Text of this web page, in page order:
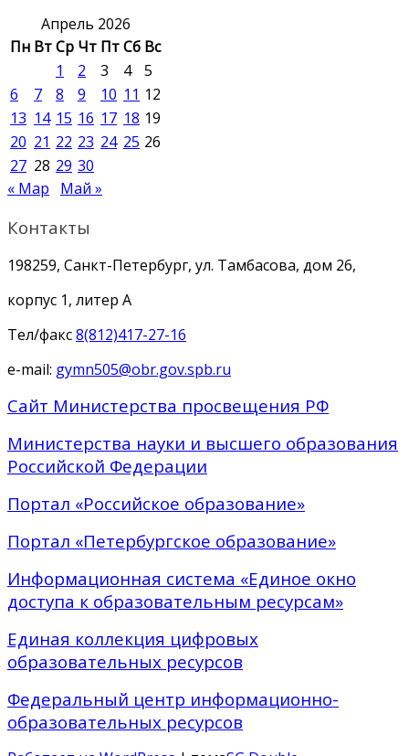
Апрель 2026
Пн ВтСр Чт ПтСб Вс
1
2 3 4
5
6
7 8 9 10 11 12
13 14 15 16 17 18 19
20 21 22 23 24 25 26
27 28 29 30
« Мар
Май »
Контакты
198259, Санкт-Петербург, ул. Тамбасова, дом 26,
корпус 1, литер А
Тел/факс8(812)417-27-16
e-mail: gymn505@obr.gov.spb.ru
Сайт Министерства просвещения РФ
Министерства науки и высшего образования
Российской Федерации
Портал «Российское образование»
Портал «Петербургское образование»
Информационная система «Единое окно
доступа к образовательным ресурсам»
Единая коллекция цифровых
образовательных ресурсов
Федеральный центр информационно-
образовательных ресурсов